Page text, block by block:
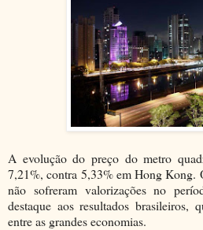
A evolução do preço do metro
7,21%, contra 5,33% em Hong Kong.
não sofreram valorizações no
destaque aos resultados brasileiros,
entre as grandes economias.